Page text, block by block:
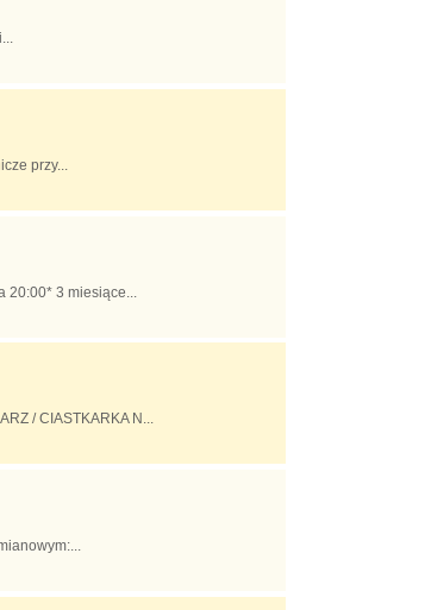
przy...
3 miesiące...
/ CIASTKARKA N...